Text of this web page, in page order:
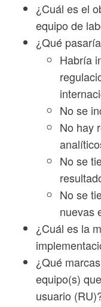
¿Cuál es el
equipo de
¿Qué
Habría
No se
No hay
No se
No se
nuevas
¿Cuál es la
¿Qué
equipo(s)
usuario